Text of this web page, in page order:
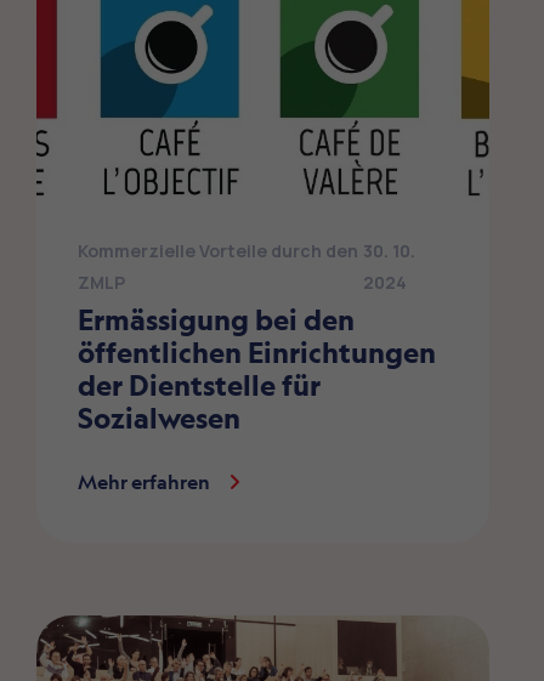
Kommerzielle Vorteile durch den
ZMLP
30. 10.
2024
Ermässigung bei den
öffentlichen Einrichtungen
der Dientstelle für
Sozialwesen
Mehr erfahren